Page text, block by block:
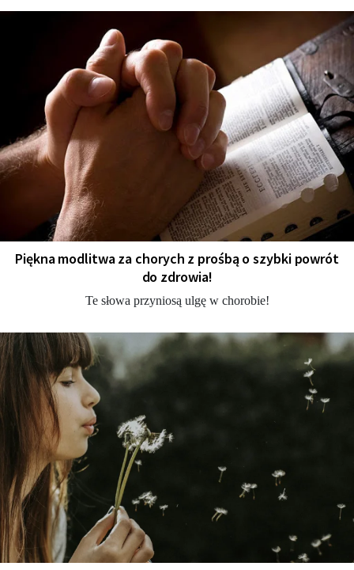
Piękna modlitwa za chorych z prośbą o szybki powrót
do zdrowia!
Te słowa przyniosą ulgę w chorobie!